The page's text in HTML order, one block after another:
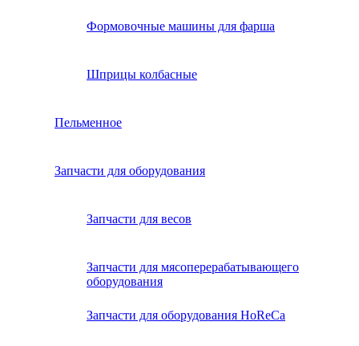
Формовочные машины для фарша
Шприцы колбасные
Пельменное
Запчасти для оборудования
Запчасти для весов
Запчасти для мясоперерабатывающего
оборудования
Запчасти для оборудования HoReCa